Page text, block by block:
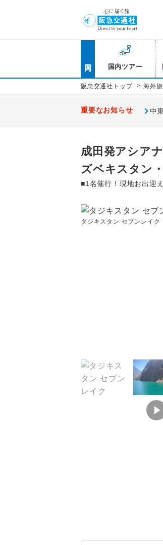
国内ツアー
阪急交通社トップ > 海外
重要なお知らせ 中
成田発アシア
ズベキスタン
■1名催行！現地お出迎
タジキスタン セブンレイク